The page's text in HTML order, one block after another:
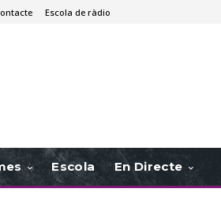
Escola de ràdio
Escola En Directe